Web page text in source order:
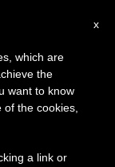
x
which are
the
want to know
the cookies,
a link or